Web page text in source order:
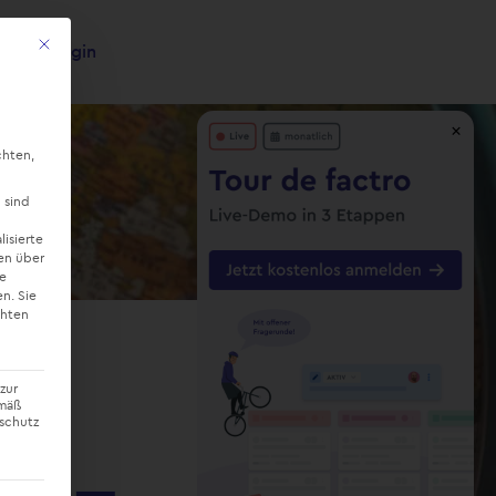
Login
×
Mit diesem Button wird der Dialog geschlossen. Seine Funktionalität ist
sind
über
Sie